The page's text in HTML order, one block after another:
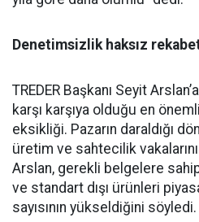
Denetimsizlik haksız
TREDER Başkanı Seyit
karşı karşıya olduğu en
eksikliği. Pazarın daraldığı
üretim ve sahtecilik
Arslan, gerekli belgelere
ve standart dışı ürünleri
sayısının yükseldiğini söyledi.